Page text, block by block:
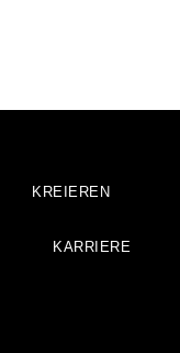
KREIEREN
KARRIERE